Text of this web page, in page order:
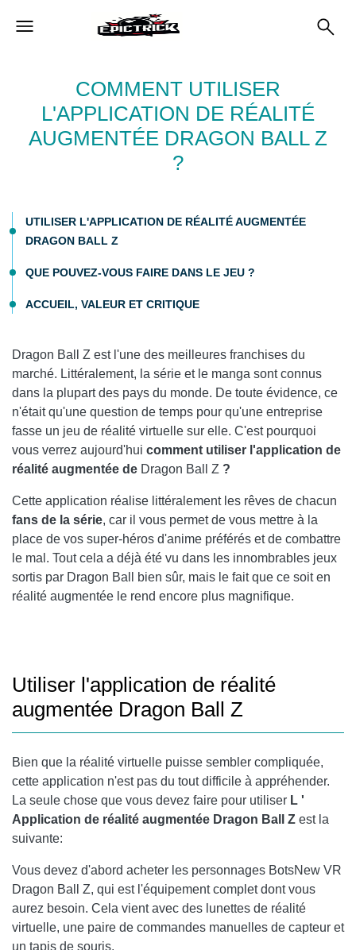
COMMENT UTILISER
L'APPLICATION DE RÉALITÉ
AUGMENTÉE DRAGON BALL Z
?
UTILISER L'APPLICATION DE RÉALITÉ AUGMENTÉE
DRAGON BALL Z
QUE POUVEZ-VOUS FAIRE DANS LE JEU ?
ACCUEIL, VALEUR ET CRITIQUE
Dragon Ball Z est l'une des meilleures franchises du
marché. Littéralement, la série et le manga sont connus
dans la plupart des pays du monde. De toute évidence, ce
n'était qu'une question de temps pour qu'une entreprise
fasse un jeu de réalité virtuelle sur elle. C'est pourquoi
vous verrez aujourd'hui comment utiliser l'application de
réalité augmentée de Dragon Ball Z ?
Cette application réalise littéralement les rêves de chacun
fans de la série, car il vous permet de vous mettre à la
place de vos super-héros d'anime préférés et de combattre
le mal. Tout cela a déjà été vu dans les innombrables jeux
sortis par Dragon Ball bien sûr, mais le fait que ce soit en
réalité augmentée le rend encore plus magnifique.
Utiliser l'application de réalité
augmentée Dragon Ball Z
Bien que la réalité virtuelle puisse sembler compliquée,
cette application n'est pas du tout difficile à appréhender.
La seule chose que vous devez faire pour utiliser L '
Application de réalité augmentée Dragon Ball Z est la
suivante:
Vous devez d'abord acheter les personnages BotsNew VR
Dragon Ball Z, qui est l'équipement complet dont vous
aurez besoin. Cela vient avec des lunettes de réalité
virtuelle, une paire de commandes manuelles de capteur et
un tapis de souris.